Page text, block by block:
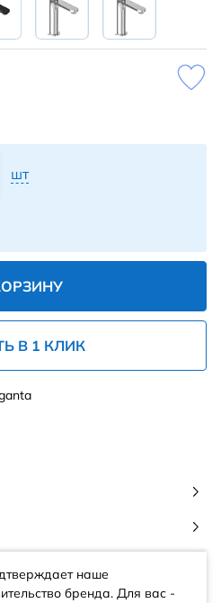
шт
В 1 КЛИК
наше
бренда. Для вас -